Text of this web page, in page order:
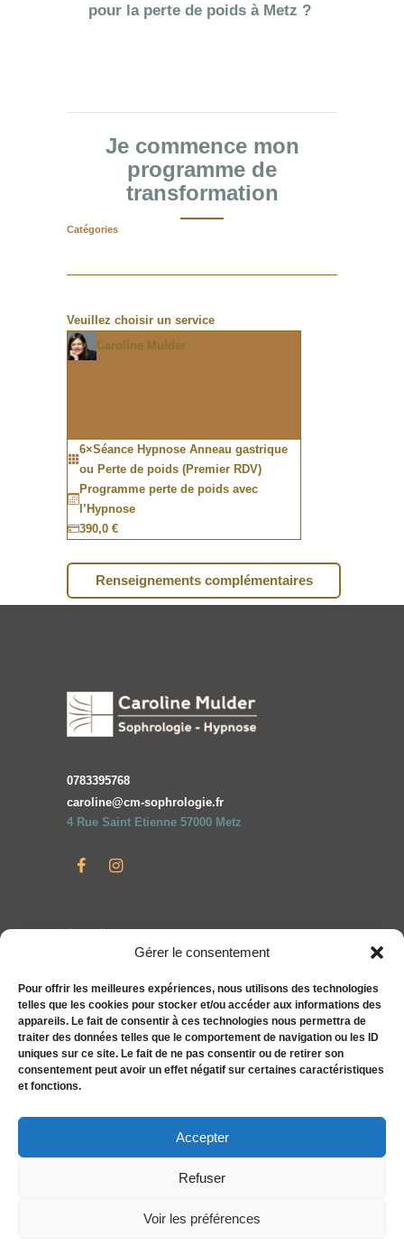
Gérer le consentement
Pour offrir les meilleures expériences, nous utilisons des technologies
telles que les cookies pour stocker et/ou accéder aux informations des
appareils. Le fait de consentir à ces technologies nous permettra de
traiter des données telles que le comportement de navigation ou les ID
uniques sur ce site. Le fait de ne pas consentir ou de retirer son
consentement peut avoir un effet négatif sur certaines caractéristiques
et fonctions.
Accepter
Refuser
Voir les préférences
pour la perte de poids à Metz ?
Je commence mon
programme de
transformation
Catégories
Veuillez choisir un service
Caroline Mulder
Programme perte de poids avec
l’Hypnose
6×Séance Hypnose Anneau gastrique
ou Perte de poids (Premier RDV)
390,0 €
Renseignements complémentaires
0783395768
caroline@cm-sophrologie.fr
4 Rue Saint Etienne 57000 Metz
Accueil
Entreprises
Compléments alimentaires bien-être S&You
Actualités
Tarifs
Contact